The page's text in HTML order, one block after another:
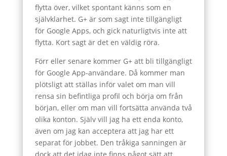
flytta över, vilket spontant känns som en
självklarhet. G+ är som sagt inte tillgängligt
för Google Apps, och gick naturligtvis inte att
flytta. Kort sagt är det en väldig röra.
Förr eller senare kommer G+ att bli tillgängligt
för Google App-användare. Då kommer man
plötsligt att ställas inför valet om man vill
rensa sin befintliga profil och börja om från
början, eller om man vill fortsätta använda två
olika konton. Själv vill jag ha ett enda konto,
även om jag kan acceptera att jag har ett
separat för jobbet. Den tråkiga sanningen är